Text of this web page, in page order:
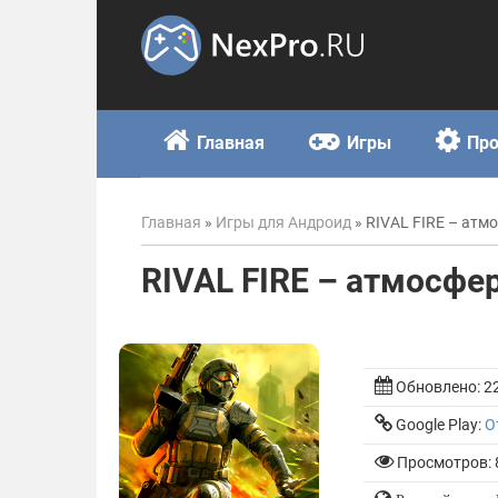
Главная Игры
Главная » Игры для Андроид » RIVAL FIRE –
RIVAL FIRE –
Обновлено:
Google Play:
Просмотров: